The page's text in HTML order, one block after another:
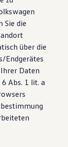
Sie die
über die
Endgerätes
Daten
Abs. 1 lit. a